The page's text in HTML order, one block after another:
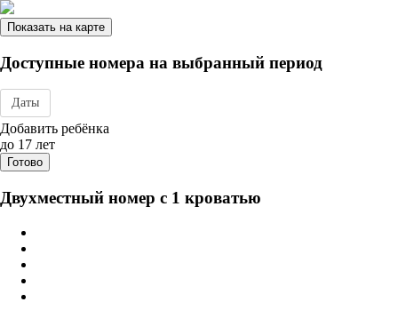
Показать на карте
Доступные номера на выбранный период
Даты
Дата заезда - отъезда
Добавить ребёнка
до 17 лет
Готово
Двухместный номер с 1 кроватью